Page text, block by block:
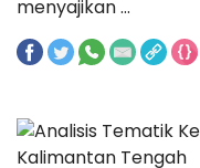
menyajikan ...